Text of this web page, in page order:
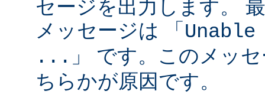
セージを出力します。
メッセージは 「
... 」 です。このメッ
ちらかが原因です。